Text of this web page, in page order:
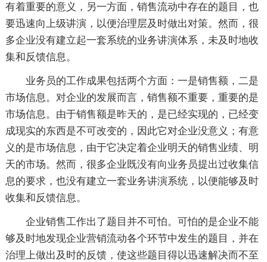
有着重要的意义，另一方面，销售流动中存在的题目，也
要迅速向上级讲演，以便治理层及时做出对策。然而，很
多企业没有建立起一套系统的业务讲演体系，未及时地收
集和反馈信息。
业务员的工作成果包括两个方面：一是销售额，二是
市场信息。对企业的发展而言，销售额不重要，重要的是
市场信息。由于销售额是昨天的，是已经实现的，已经变
成现实的东西是不可改变的，因此它对企业没意义；有意
义的是市场信息，由于它决定着企业明天的销售业绩、明
天的市场。然而，很多企业既没有向业务员提出过收集信
息的要求，也没有建立一套业务讲演系统，以便能够及时
收集和反馈信息。
企业销售工作出了题目并不可怕。可怕的是企业不能
够及时地发现企业营销流动各个环节中发生的题目，并在
治理上做出及时的反馈，使这些题目得以迅速解决而不至